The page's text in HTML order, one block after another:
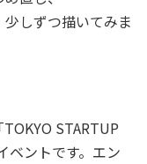
しずつ描いてみま
STARTUP
ベントです。エン